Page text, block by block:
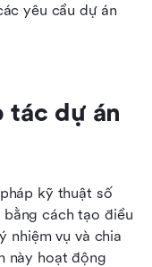
yêu cầu dự án
tác dự án
kỹ thuật số
cách tạo điều
nhiệm vụ và chia
này hoạt động